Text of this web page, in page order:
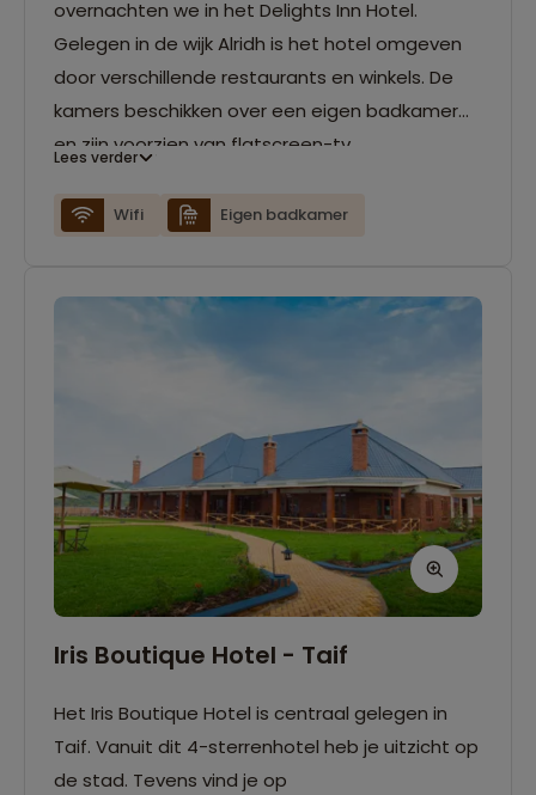
overnachten we in het Delights Inn Hotel.
Gelegen in de wijk Alridh is het hotel omgeven
door verschillende restaurants en winkels. De
kamers beschikken over een eigen badkamer
en zijn voorzien van flatscreen-tv,
Tevens kun je er gebruik maken van de gratis
Lees verder
Wifi Eigen badkamer
Iris Boutique Hotel - Taif
Het Iris Boutique Hotel is centraal gelegen in
Taif. Vanuit dit 4-sterrenhotel heb je uitzicht op
de stad. Tevens vind je op